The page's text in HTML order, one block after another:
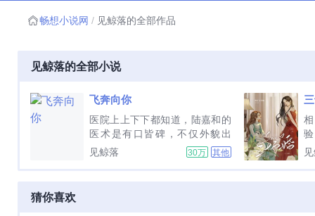
畅想小说网 见鲸落的全部作品
见鲸落的全部小说
飞奔向你
医院上上下下都知道，陆嘉和的
医术是有口皆碑，不仅外貌出
众，对病人也非常温柔有耐心，
见鲸落 30万 其他
猜你喜欢